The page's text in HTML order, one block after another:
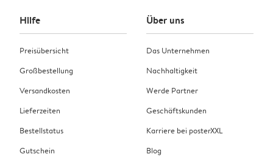
Hilfe
Preisübersicht
Großbestellung
Versandkosten
Lieferzeiten
Bestellstatus
Gutschein
Über uns
Das Unternehmen
Nachhaltigkeit
Werde Partner
Geschäftskunden
Karriere bei posterXXL
Blog